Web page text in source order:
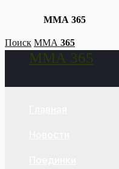
ММА 365
Skip
Поиск ММА 365
ММА 365